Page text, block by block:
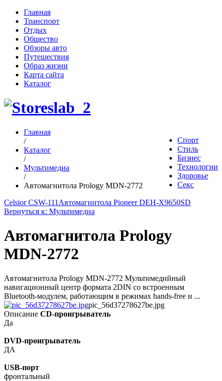
Главная
Транспорт
Отдых
Общество
Обзоры авто
Путешествия
Образ жизни
Карта сайта
Каталог
Спорт
Стиль
Бизнес
Технологии
Здоровье
Секс
Главная
/
Каталог
/
Мультимедиа
/
Автомагнитола Prology MDN-2772
Celsior CSW-111 Автомагнитола Pioneer DEH-X9650SD
Вернуться к: Мультимедиа
Автомагнитола Prology
MDN-2772
Автомагнитола Prology MDN-2772 Мультимедийный
навигационный центр формата 2DIN со встроенным
Bluetooth-модулем, работающим в режимах hands-free и ...
pic_56d37278627be.jpg
Описание CD-проигрыватель
Да
DVD-проигрыватель
ДА
USB-порт
фронтальный